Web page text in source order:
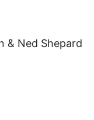
& Ned Shepard